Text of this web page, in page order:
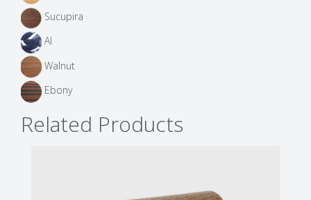
Sucupira
AI
Walnut
Ebony
Related Products